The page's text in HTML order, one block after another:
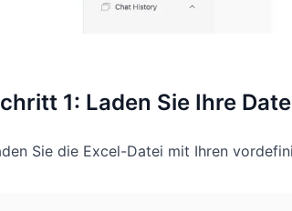
1: Laden Sie Ihre
Sie die Excel-Datei mit Ihren